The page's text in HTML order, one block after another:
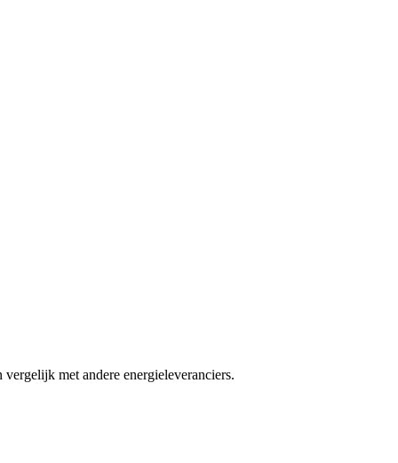
met andere energieleveranciers.